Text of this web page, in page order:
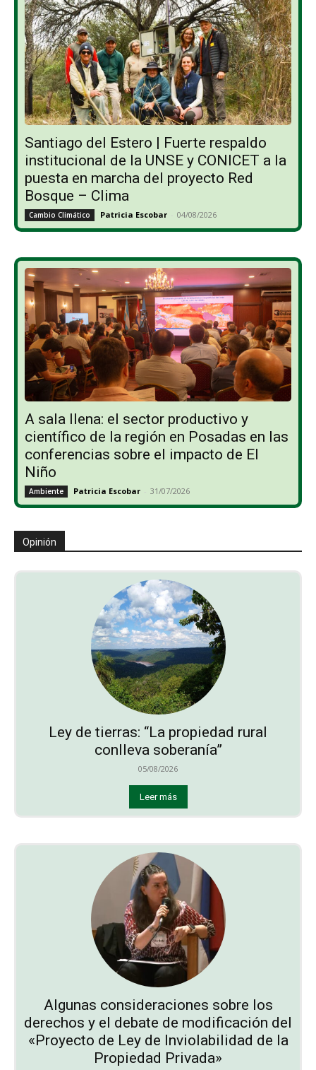
Santiago del Estero | Fuerte respaldo
institucional de la UNSE y CONICET a la
puesta en marcha del proyecto Red
Bosque – Clima
Cambio Climático Patricia Escobar - 04/08/2026
A sala llena: el sector productivo y
científico de la región en Posadas en las
conferencias sobre el impacto de El
Niño
Ambiente Patricia Escobar - 31/07/2026
Opinión
Ley de tierras: “La propiedad rural
conlleva soberanía”
05/08/2026
Leer más
Algunas consideraciones sobre los
derechos y el debate de modificación del
«Proyecto de Ley de Inviolabilidad de la
Propiedad Privada»